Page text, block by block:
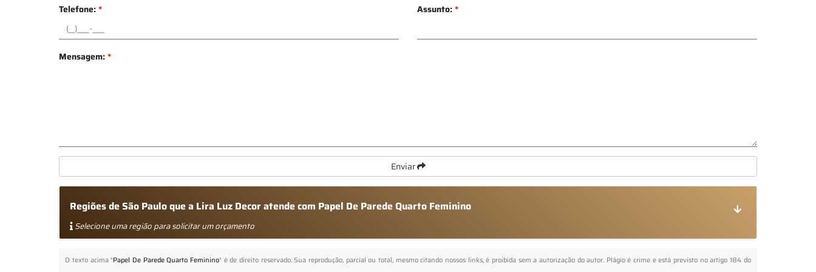
Telefone:* Assunto:*
Mensagem:*
Enviar
Regiões de São Paulo que a Lira Luz Decor atende com Papel De Parede Quarto Feminino
Selecione uma região para solicitar um orçamento
O texto acima "Papel De Parede Quarto Feminino" é de direito reservado. Sua reprodução, parcial ou total, mesmo citando nossos links, é proibida sem a autorização do autor. Plágio é crime e está previsto no artigo 184 do